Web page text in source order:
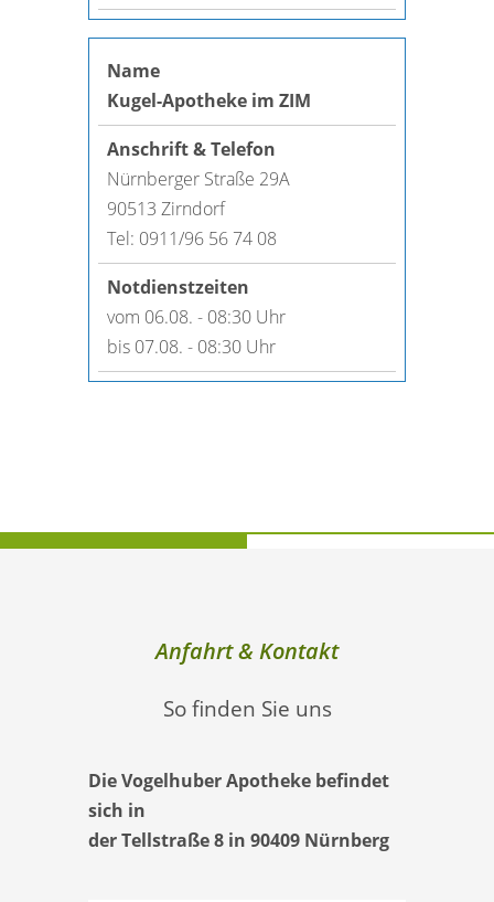
Kugel-Apotheke im ZIM
Nürnberger Straße 29A
90513 Zirndorf
Tel: 0911/96 56 74 08
vom 06.08. - 08:30 Uhr
bis 07.08. - 08:30 Uhr
Anfahrt & Kontakt
So finden Sie uns
Die Vogelhuber Apotheke befindet
sich in
der Tellstraße 8 in 90409 Nürnberg